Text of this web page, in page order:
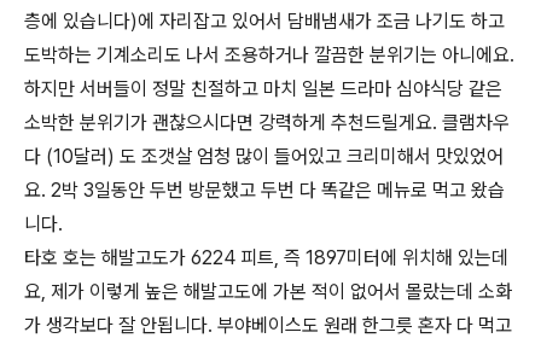
층에 있습니다)에 자리잡고 있어서 담배냄새가 조금 나기도 하고
도박하는 기계소리도 나서 조용하거나 깔끔한 분위기는 아니에요.
하지만 서버들이 정말 친절하고 마치 일본 드라마 심야식당 같은
소박한 분위기가 괜찮으시다면 강력하게 추천드릴게요. 클램차우
다 (10달러) 도 조갯살 엄청 많이 들어있고 크리미해서 맛있었어
요. 2박 3일동안 두번 방문했고 두번 다 똑같은 메뉴로 먹고 왔습
니다.
타호 호는 해발고도가 6224 피트, 즉 1897미터에 위치해 있는데
요, 제가 이렇게 높은 해발고도에 가본 적이 없어서 몰랐는데 소화
가 생각보다 잘 안됩니다. 부야베이스도 원래 한그릇 혼자 다 먹고